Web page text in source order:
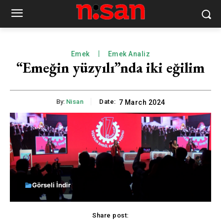
Emek Emek Analiz
“Emeğin yüzyılı”nda iki eğilim
By: Nisan Date: 7 March 2024
Görseli İndir
Share post: